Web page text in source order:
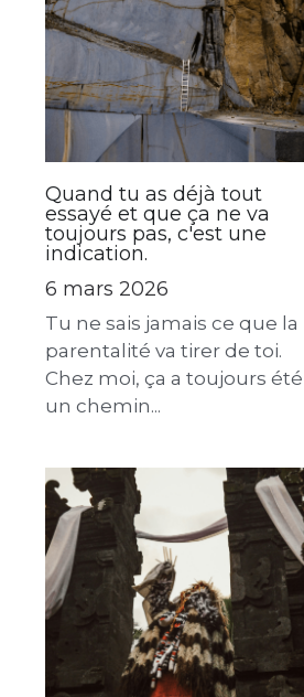
Quand tu as déjà tout
toujours pas, c'est une
indication.
6 mars 2026
Tu ne sais jamais ce que la
Chez moi, ça a toujours été
un chemin...